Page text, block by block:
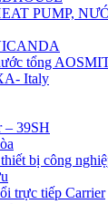
PUMP,
tổng
Italy
– 39SH
bị công
trực tiếp Carrier